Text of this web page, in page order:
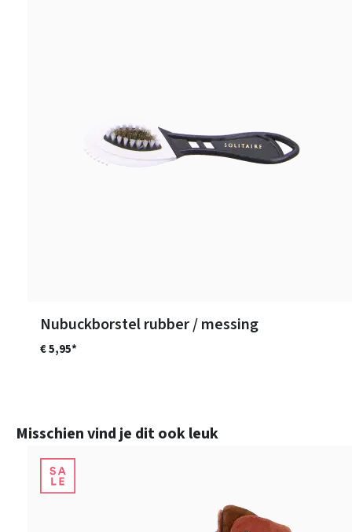
Nubuckborstel rubber / messing
€ 5,95*
Productgalerij overslaan
Misschien vind je dit ook leuk